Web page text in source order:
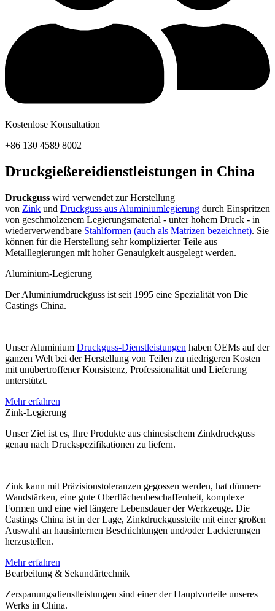
Kostenlose Konsultation
+86 130 4589 8002
Druckgießereidienstleistungen in China
Druckguss wird verwendet zur Herstellung
von Zink und Druckguss aus Aluminiumlegierung durch Einspritzen
von geschmolzenem Legierungsmaterial - unter hohem Druck - in
wiederverwendbare Stahlformen (auch als Matrizen bezeichnet). Sie
können für die Herstellung sehr komplizierter Teile aus
Metalllegierungen mit hoher Genauigkeit ausgelegt werden.
Aluminium-Legierung
Der Aluminiumdruckguss ist seit 1995 eine Spezialität von Die
Castings China.
Unser Aluminium Druckguss-Dienstleistungen haben OEMs auf der
ganzen Welt bei der Herstellung von Teilen zu niedrigeren Kosten
mit unübertroffener Konsistenz, Professionalität und Lieferung
unterstützt.
Mehr erfahren
Zink-Legierung
Unser Ziel ist es, Ihre Produkte aus chinesischem Zinkdruckguss
genau nach Druckspezifikationen zu liefern.
Zink kann mit Präzisionstoleranzen gegossen werden, hat dünnere
Wandstärken, eine gute Oberflächenbeschaffenheit, komplexe
Formen und eine viel längere Lebensdauer der Werkzeuge. Die
Castings China ist in der Lage, Zinkdruckgussteile mit einer großen
Auswahl an hausinternen Beschichtungen und/oder Lackierungen
herzustellen.
Mehr erfahren
Bearbeitung & Sekundärtechnik
Zerspanungsdienstleistungen sind einer der Hauptvorteile unseres
Werks in China.